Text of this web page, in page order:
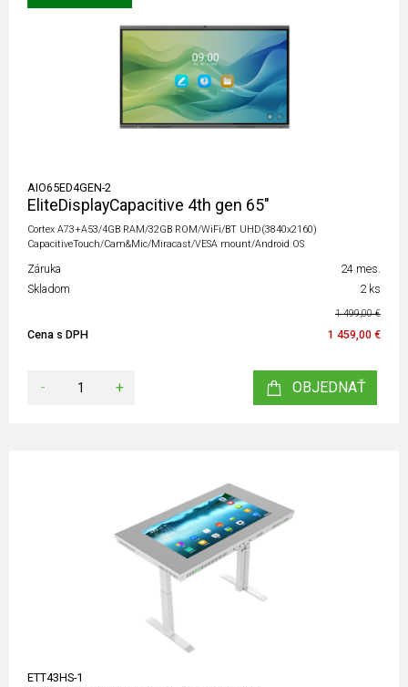
AIO65ED4GEN-2
EliteDisplayCapacitive 4th gen 65"
Cortex A73+A53/4GB RAM/32GB ROM/WiFi/BT UHD(3840x2160)
CapacitiveTouch/Cam&Mic/Miracast/VESA mount/Android OS
Záruka
24 mes.
Skladom
2 ks
1 499,00 €
Cena s DPH 1 459,00 €
- + OBJEDNAŤ
ETT43HS-1